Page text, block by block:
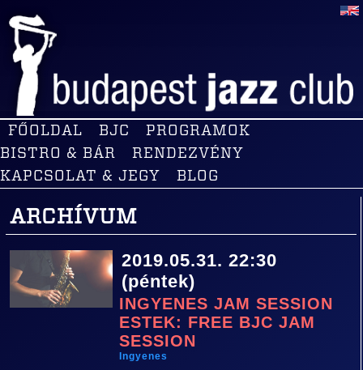
FŐOLDAL BJC
PROGRAMOK
BISTRO & BÁR
RENDEZVÉNY
KAPCSOLAT & JEGY
BLOG
ARCHÍVUM
2019.05.31. 22:30
(péntek)
INGYENES JAM SESSION
ESTEK: FREE BJC JAM
SESSION
Ingyenes